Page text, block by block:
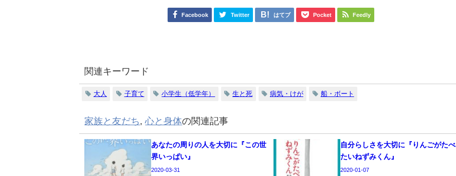
Facebook Twitter はてブ Pocket Feedly
関連キーワード
大人 子育て 小学生（低学年） 生と死 病気・けが 船・ボート
家族と友だち ,心と身体の関連記事
あなたの周りの人を大切に『この世
界いっぱい』
2020-03-31
自分らしさを大切に『りんごがたべ
たいねずみくん』
2020-01-07